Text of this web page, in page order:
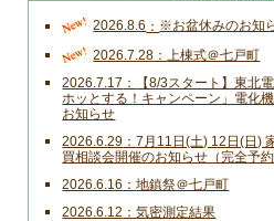
New! 2026.8.6 ※お盆休みのお知
New! 2026.7.28 上棟式＠七戸町
2026.7.17
【8/3スタート】東北
ホッとする！キャンペーン」電化
お知らせ
2026.6.29
7月11日(土) 12日(日)
買相談会開催のお知らせ（完全予約
2026.6.16 地鎮祭＠七戸町
2026.6.12 気密測定結果